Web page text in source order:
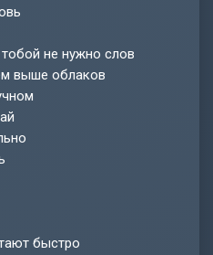
не нужно слов
выше облаков
быстро